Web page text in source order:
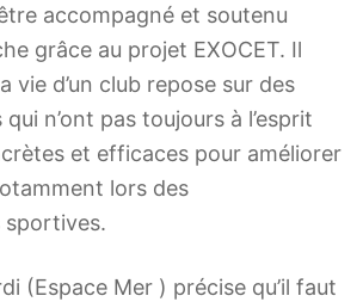
accompagné et soutenu
grâce au projet EXOCET. Il
vie d’un club repose sur des
n’ont pas toujours à l’esprit
et efficaces pour améliorer
lors des
(Espace Mer ) précise qu’il faut